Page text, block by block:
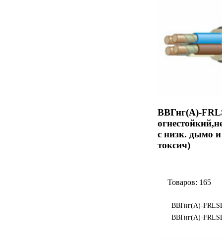
ВВГнг(А)-
с низк. дымо
токсич)
Товаров: 165
ВВГнг(А)-
ВВГнг(А)-